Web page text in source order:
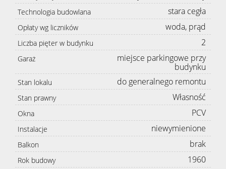
Technologia budowlana stara cegła
Opłaty wg liczników woda, prąd
Liczba pięter w budynku 2
Garaż
miejsce parkingowe przy
budynku
Stan lokalu do generalnego remontu
Stan prawny Własność
Okna PCV
Instalacje niewymienione
Balkon brak
Rok budowy 1960